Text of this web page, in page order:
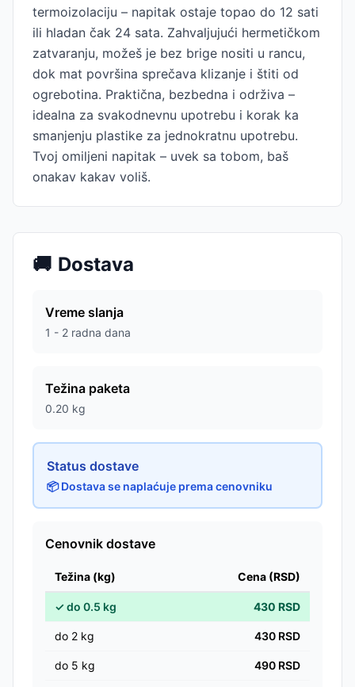
termoizolaciju – napitak ostaje topao do 12 sati
ili hladan čak 24 sata. Zahvaljujući hermetičkom
zatvaranju, možeš je bez brige nositi u rancu,
dok mat površina sprečava klizanje i štiti od
ogrebotina. Praktična, bezbedna i održiva –
idealna za svakodnevnu upotrebu i korak ka
smanjenju plastike za jednokratnu upotrebu.
Tvoj omiljeni napitak – uvek sa tobom, baš
onakav kakav voliš.
🚚 Dostava
Vreme slanja
1 - 2 radna dana
Težina paketa
0.20 kg
Status dostave
📦 Dostava se naplaćuje prema cenovniku
Cenovnik dostave
Težina (kg) Cena (RSD)
✓do 0.5 kg 430 RSD
do 2 kg 430 RSD
do 5 kg 490 RSD